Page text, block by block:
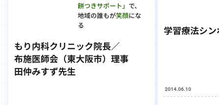
餅つきサポート」 で、
地域の誰もが笑顔にな
る
もり内科クリニック院長／
布施医師会（東大阪市）理事
田仲みすず先生
学習療法シ
2014.06.10